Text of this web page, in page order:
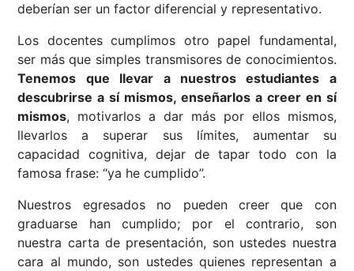
deberían ser un factor diferencial y representativo.
Los docentes cumplimos otro papel fundamental,
ser más que simples transmisores de conocimientos.
Tenemos que llevar a nuestros estudiantes a
descubrirse a sí mismos, enseñarlos a creer en sí
mismos, motivarlos a dar más por ellos mismos,
llevarlos a superar sus límites, aumentar su
capacidad cognitiva, dejar de tapar todo con la
famosa frase: “ya he cumplido”.
Nuestros egresados no pueden creer que con
graduarse han cumplido; por el contrario, son
nuestra carta de presentación, son ustedes nuestra
cara al mundo, son ustedes quienes representan a